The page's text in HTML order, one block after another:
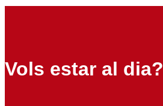
Vols estar al dia?